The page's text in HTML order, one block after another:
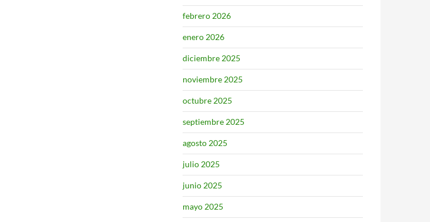
febrero 2026
enero 2026
diciembre 2025
noviembre 2025
octubre 2025
septiembre 2025
agosto 2025
julio 2025
junio 2025
mayo 2025